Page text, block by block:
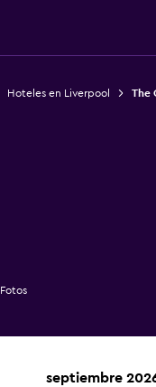
Hoteles en Liverpool The
Fotos
septiembre